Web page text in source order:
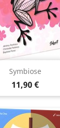
Symbiose
Prix
11,90 €